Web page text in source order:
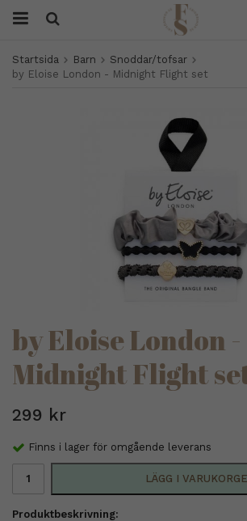
Startsida Barn
Snoddar/tofsar
by Eloise London - Midnight Flight set
by Eloise London -
Midnight Flight
299 kr
Finns i lager för omgående leverans
LÄGG I
Produktbeskrivning: